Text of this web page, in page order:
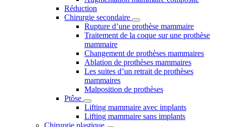
Réduction
Chirurgie secondaire
Rupture d’une prothèse mammaire
Traitement de la coque sur une prothèse
mammaire
Changement de prothèses mammaires
Ablation de prothèses mammaires
Les suites d’un retrait de prothèses
mammaires
Malposition de prothèses
Ptôse
Lifting mammaire avec implants
Lifting mammaire sans implants
Chirurgie plastique